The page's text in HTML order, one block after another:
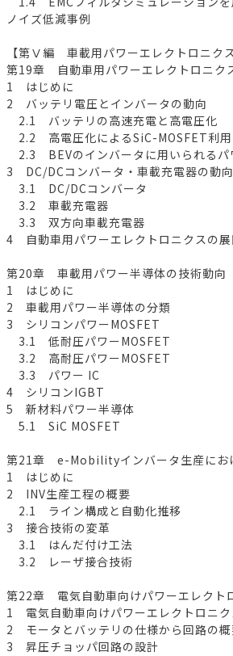
ノイズ低減事例
【第Ⅴ編 車載用パワーエレクトロニクス
第19章 自動車用パワーエレクトロニク
1 はじめに
2 バッテリ電圧とインバータの動向
2.1 バッテリの高速充電と高電圧化
2.2 高電圧化によるSiC-MOSFET利用
2.3 BEVのインバータに用いられるパ
3 DC/DCコンバータ・車載充電器の動向
3.1 DC/DCコンバータ
3.2 車載充電器
3.3 双方向車載充電器
4 自動車用パワーエレクトロニクスの展
第20章 車載用パワー半導体の技術動向
1 はじめに
2 車載用パワー半導体の分類
3 シリコンパワーMOSFET
3.1 低耐圧パワーMOSFET
3.2 高耐圧パワーMOSFET
3.3 パワー IC
4 シリコンIGBT
5 新材料パワー半導体
5.1 SiC MOSFET
第21章 e-Mobilityインバータ生産にお
1 はじめに
2 INV生産工程の概要
2.1 ライン構成と自動化推移
3 接合技術の変革
3.1 はんだ付け工法
3.2 レーザ接合技術
第22章 電気自動車向けパワーエレクト
1 電気自動車向けパワーエレクトロニク
2 モータとバッテリの仕様から回路の概
3 昇圧チョッパ回路の設計